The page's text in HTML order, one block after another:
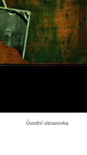
Úvodní obrazovka